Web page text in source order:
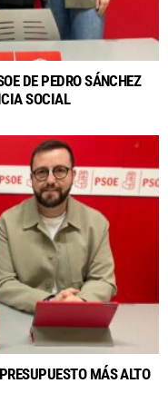
DE PEDRO SÁNCHEZ
SOCIAL
MÁS ALTO